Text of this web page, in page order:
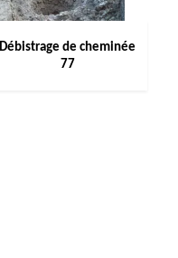
Débistrage de cheminée
77